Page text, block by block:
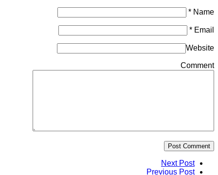
Name
*
Email
*
Website
Comment
Post Comment
Next Post
Previous Post